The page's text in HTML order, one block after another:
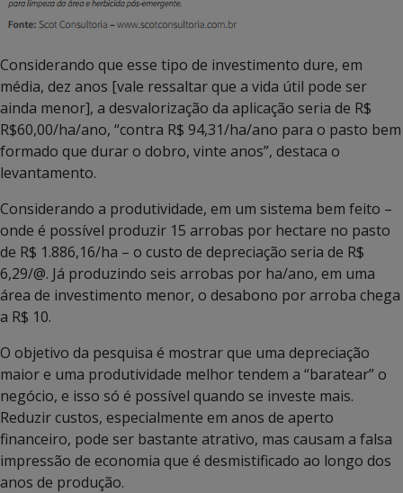
Considerando que esse tipo de investimento dure, em
média, dez anos [vale ressaltar que a vida útil pode ser
ainda menor], a desvalorização da aplicação seria de R$
R$60,00/ha/ano, “contra R$ 94,31/ha/ano para o pasto bem
formado que durar o dobro, vinte anos”, destaca o
levantamento.
Considerando a produtividade, em um sistema bem feito –
onde é possível produzir 15 arrobas por hectare no pasto
de R$ 1.886,16/ha – o custo de depreciação seria de R$
6,29/@. Já produzindo seis arrobas por ha/ano, em uma
área de investimento menor, o desabono por arroba chega
a R$ 10.
O objetivo da pesquisa é mostrar que uma depreciação
maior e uma produtividade melhor tendem a “baratear” o
negócio, e isso só é possível quando se investe mais.
Reduzir custos, especialmente em anos de aperto
financeiro, pode ser bastante atrativo, mas causam a falsa
impressão de economia que é desmistificado ao longo dos
anos de produção.